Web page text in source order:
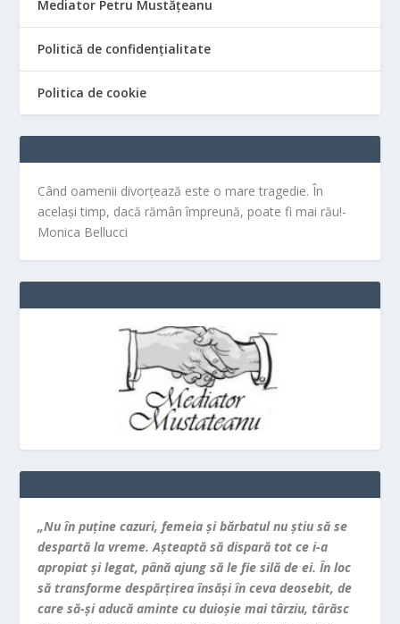
Mediator Petru Mustățeanu
Politică de confidențialitate
Politica de cookie
Când oamenii divorțează este o mare tragedie. În
același timp, dacă rămân împreună, poate fi mai rău!-
Monica Bellucci
„Nu în puţine cazuri, femeia şi bărbatul nu ştiu să se
despartă la vreme. Aşteaptă să dispară tot ce i-a
apropiat şi legat, până ajung să le fie silă de ei. În loc
să transforme despărţirea însăşi în ceva deosebit, de
care să-şi aducă aminte cu duioşie mai târziu, târăsc